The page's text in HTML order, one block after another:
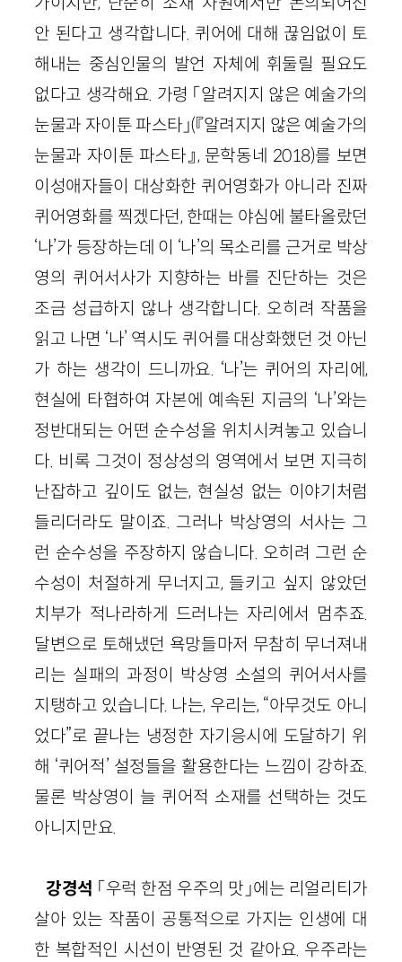
안 된다고 생각합니다. 퀴어에 대해 끊임없이 토
해내는 중심인물의 발언 자체에 휘둘릴 필요도
없다고 생각해요. 가령 「알려지지 않은 예술가의
눈물과 자이툰 파스타」(『알려지지 않은 예술가의
눈물과 자이툰 파스타』, 문학동네 2018)를 보면
이성애자들이 대상화한 퀴어영화가 아니라 진짜
퀴어영화를 찍겠다던, 한때는 야심에 불타올랐던
‘나’가 등장하는데 이 ‘나’의 목소리를 근거로 박상
영의 퀴어서사가 지향하는 바를 진단하는 것은
조금 성급하지 않나 생각합니다. 오히려 작품을
읽고 나면 ‘나’ 역시도 퀴어를 대상화했던 것 아닌
가 하는 생각이 드니까요. ‘나’는 퀴어의 자리에,
현실에 타협하여 자본에 예속된 지금의 ‘나’와는
정반대되는 어떤 순수성을 위치시켜놓고 있습니
다. 비록 그것이 정상성의 영역에서 보면 지극히
난잡하고 깊이도 없는, 현실성 없는 이야기처럼
들리더라도 말이죠. 그러나 박상영의 서사는 그
런 순수성을 주장하지 않습니다. 오히려 그런 순
수성이 처절하게 무너지고, 들키고 싶지 않았던
치부가 적나라하게 드러나는 자리에서 멈추죠.
달변으로 토해냈던 욕망들마저 무참히 무너져내
리는 실패의 과정이 박상영 소설의 퀴어서사를
지탱하고 있습니다. 나는, 우리는, “아무것도 아니
었다”로 끝나는 냉정한 자기응시에 도달하기 위
해 ‘퀴어적’ 설정들을 활용한다는 느낌이 강하죠.
물론 박상영이 늘 퀴어적 소재를 선택하는 것도
아니지만요.
강경석 「우럭 한점 우주의 맛」에는 리얼리티가
살아 있는 작품이 공통적으로 가지는 인생에 대
한 복합적인 시선이 반영된 것 같아요. 우주라는